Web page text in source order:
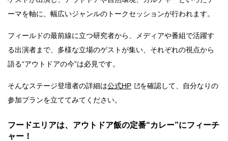
ーマを軸に、幅広いジャンルのトークセッションが行われます。
フィールドの最前線に立つ研究者から、メディアや番組で活躍す
る出演者まで、多様な立場のゲストが集い、それぞれの視点から
語る“アウトドアの今”は必見です。
そんなステージ登壇者の詳細は公式HP
を確認して、自分なりの
参加プランを立ててみてください。
フードエリアは、アウトドア飯の定番“カレー”にフィーチ
ャー！